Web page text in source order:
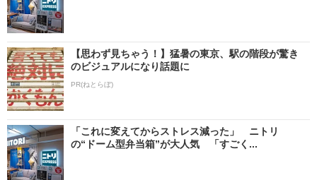
【思わず見ちゃう！】猛暑の東京、駅の階段が驚き
のビジュアルになり話題に
PR(ねとらぼ)
「これに変えてからストレス減った」 ニトリ
の“ドーム型弁当箱”が大人気 「すごく...